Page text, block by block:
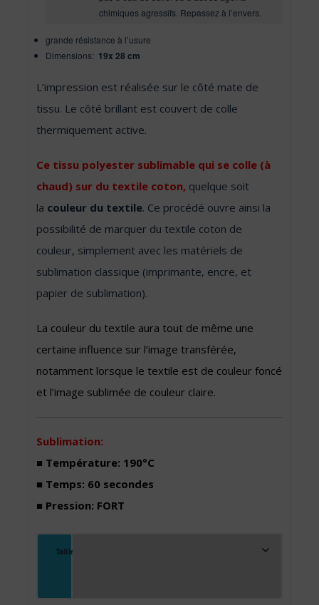
chimiques agressifs. Repassez à l’envers.
grande résistance à l’usure
Dimensions: 19x 28 cm
L’impression est réalisée sur le côté mate de
tissu. Le côté brillant est couvert de colle
thermiquement active.
Ce tissu polyester sublimable qui se colle (à
chaud) sur du textile coton, quelque soit
la couleur du textile. Ce procédé ouvre ainsi la
possibilité de marquer du textile coton de
couleur, simplement avec les matériels de
sublimation classique (imprimante, encre, et
papier de sublimation).
La couleur du textile aura tout de même une
certaine influence sur l’image transférée,
notamment lorsque le textile est de couleur foncé
et l’image sublimée de couleur claire.
Sublimation:
■ Température: 190°C
■ Temps: 60 secondes
■ Pression: FORT
Taille